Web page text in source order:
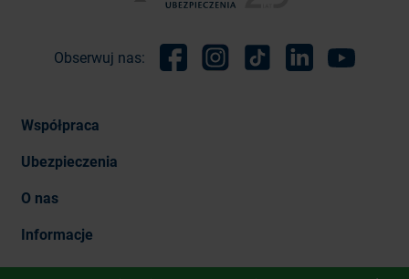
Obserwuj nas:
Współpraca
Ubezpieczenia
O nas
Informacje